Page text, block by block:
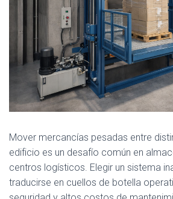
Mover mercancías pesadas entre
edificio es un desafío común en
centros logísticos. Elegir un sistema
traducirse en cuellos de botella